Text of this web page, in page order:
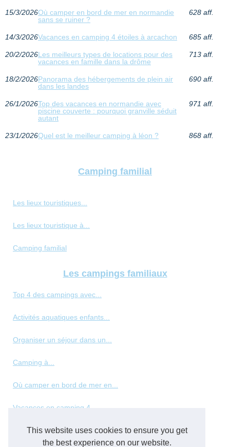
This website uses cookies to ensure you get
the best experience on our website.
15/3/2026Où camper en bord de mer en normandie
sans se ruiner ?
628 aff.
14/3/2026Vacances en camping 4 étoiles à arcachon 685 aff.
20/2/2026Les meilleurs types de locations pour des
vacances en famille dans la drôme
713 aff.
18/2/2026Panorama des hébergements de plein air
dans les landes
690 aff.
26/1/2026Top des vacances en normandie avec
piscine couverte : pourquoi granville séduit
autant
971 aff.
23/1/2026Quel est le meilleur camping à léon ? 868 aff.
Camping familial
Les lieux touristiques...
Les lieux touristique à...
Camping familial
Les campings familiaux
Top 4 des campings avec...
Activités aquatiques enfants...
Organiser un séjour dans un...
Camping à...
Où camper en bord de mer en...
Vacances en camping 4...
Les meilleurs types de...